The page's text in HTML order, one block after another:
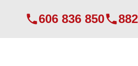
606 836 850